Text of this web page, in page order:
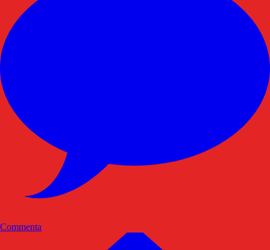
Commenta